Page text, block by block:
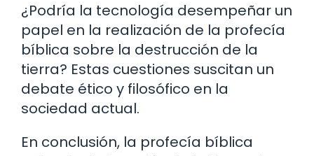
¿Podría la tecnología desempeñar un
papel en la realización de la profecía
bíblica sobre la destrucción de la
tierra? Estas cuestiones suscitan un
debate ético y filosófico en la
sociedad actual.
En conclusión, la profecía bíblica